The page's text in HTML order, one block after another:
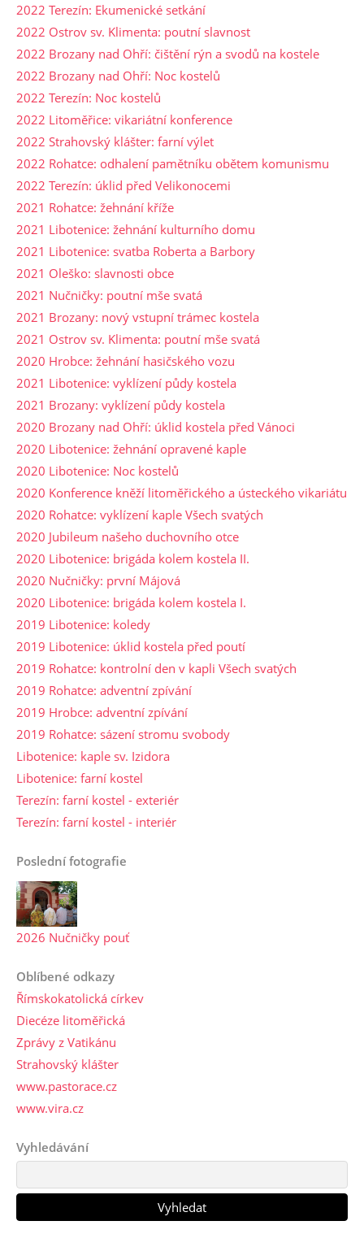
2022 Terezín: Ekumenické setkání
2022 Ostrov sv. Klimenta: poutní slavnost
2022 Brozany nad Ohří: čištění rýn a svodů na kostele
2022 Brozany nad Ohří: Noc kostelů
2022 Terezín: Noc kostelů
2022 Litoměřice: vikariátní konference
2022 Strahovský klášter: farní výlet
2022 Rohatce: odhalení pamětníku obětem komunismu
2022 Terezín: úklid před Velikonocemi
2021 Rohatce: žehnání kříže
2021 Libotenice: žehnání kulturního domu
2021 Libotenice: svatba Roberta a Barbory
2021 Oleško: slavnosti obce
2021 Nučničky: poutní mše svatá
2021 Brozany: nový vstupní trámec kostela
2021 Ostrov sv. Klimenta: poutní mše svatá
2020 Hrobce: žehnání hasičského vozu
2021 Libotenice: vyklízení půdy kostela
2021 Brozany: vyklízení půdy kostela
2020 Brozany nad Ohří: úklid kostela před Vánoci
2020 Libotenice: žehnání opravené kaple
2020 Libotenice: Noc kostelů
2020 Konference kněží litoměřického a ústeckého vikariátu
2020 Rohatce: vyklízení kaple Všech svatých
2020 Jubileum našeho duchovního otce
2020 Libotenice: brigáda kolem kostela II.
2020 Nučničky: první Májová
2020 Libotenice: brigáda kolem kostela I.
2019 Libotenice: koledy
2019 Libotenice: úklid kostela před poutí
2019 Rohatce: kontrolní den v kapli Všech svatých
2019 Rohatce: adventní zpívání
2019 Hrobce: adventní zpívání
2019 Rohatce: sázení stromu svobody
Libotenice: kaple sv. Izidora
Libotenice: farní kostel
Terezín: farní kostel - exteriér
Terezín: farní kostel - interiér
Poslední fotografie
2026 Nučničky pouť
Oblíbené odkazy
Římskokatolická církev
Diecéze litoměřická
Zprávy z Vatikánu
Strahovský klášter
www.pastorace.cz
www.vira.cz
Vyhledávání